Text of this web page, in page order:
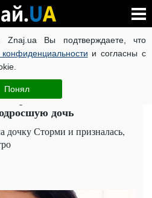
Znaj.ua Вы подтверждаете, что
и согласны с
Понял
УКРАИНЫ КОРОНАВИРУС В
ЧИТАТИ УКРАЇНСЬКОЮ
Кайли
дочь
дочку Сторми и призналась,